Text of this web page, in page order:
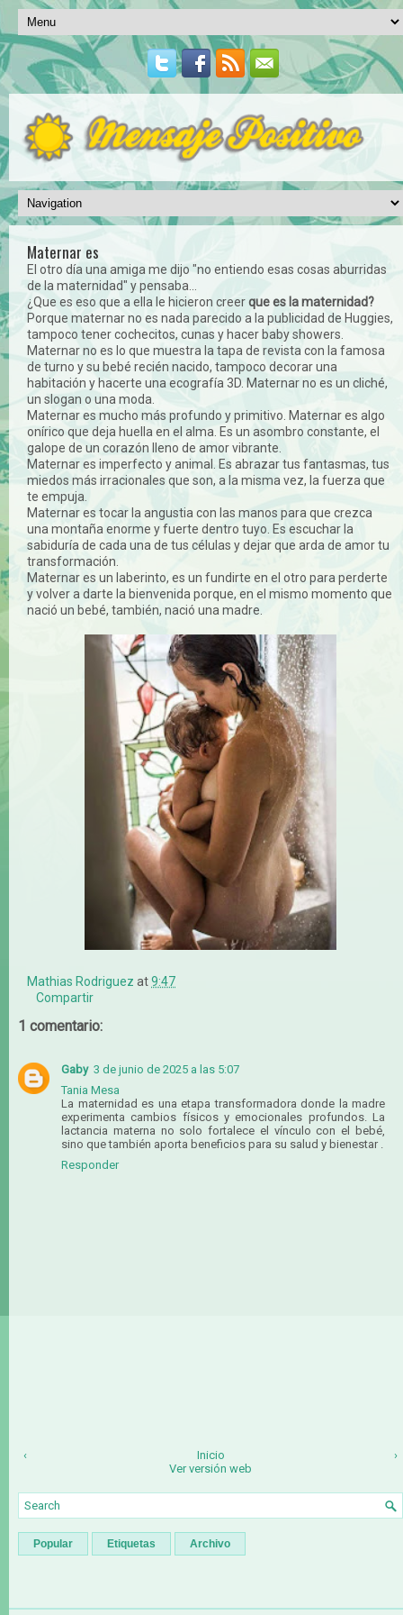
Maternar es
El otro día una amiga me dijo "no entiendo esas cosas aburridas
de la maternidad" y pensaba...
¿Que es eso que a ella le hicieron creerque es la maternidad?
Porque maternar no es nada parecido a la publicidad de Huggies,
tampoco tener cochecitos, cunas y hacer baby showers.
Maternar no es lo que muestra la tapa de revista con la famosa
de turno y su bebé recién nacido, tampoco decorar una
habitación y hacerte una ecografía 3D. Maternar no es un cliché,
un slogan o una moda.
Maternar es mucho más profundo y primitivo. Maternar es algo
onírico que deja huella en el alma. Es un asombro constante, el
galope de un corazón lleno de amor vibrante.
Maternar es imperfecto y animal. Es abrazar tus fantasmas, tus
miedos más irracionales que son, a la misma vez, la fuerza que
te empuja.
Maternar es tocar la angustia con las manos para que crezca
una montaña enorme y fuerte dentro tuyo. Es escuchar la
sabiduría de cada una de tus células y dejar que arda de amor tu
transformación.
Maternar es un laberinto, es un fundirte en el otro para perderte
y volver a darte la bienvenida porque, en el mismo momento que
nació un bebé, también, nació una madre.
Mathias Rodriguez at9:47
Compartir
1 comentario:
Gaby 3 de junio de 2025 a las 5:07
Tania Mesa
La maternidad es una etapa transformadora donde la madre
experimenta cambios físicos y emocionales profundos. La
lactancia materna no solo fortalece el vínculo con el bebé,
sino que también aporta beneficios para su salud y bienestar .
Responder
‹ ›
Inicio
Ver versión web
Popular Etiquetas Archivo